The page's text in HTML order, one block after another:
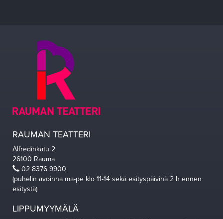
RAUMAN TEATTERI
Alfredinkatu 2
26100 Rauma
02 8376 9900
(puhelin avoinna ma-pe klo 11-14 sekä esityspäivinä 2 h ennen
esitystä)
LIPPUMYYMÄLÄ